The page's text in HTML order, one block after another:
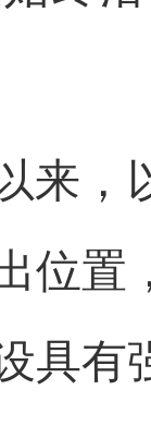
来，
位置
具有